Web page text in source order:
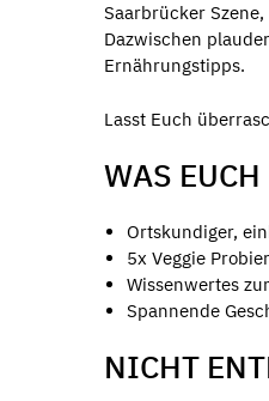
Saarbrücker
Dazwischen
Ernährungstipps.
Lasst Euch
WAS
Ortskundiger,
5x Veggie
Wissenwertes
Spannende
NICHT